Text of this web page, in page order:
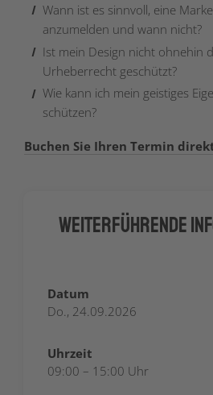
Wann ist es sinnvoll, eine
anzumelden und wann nicht?
Ist mein Design nicht ohnehin
Urheberrecht geschützt?
Wie kann ich mein geistiges
schützen?
Buchen Sie Ihren Termin
Weiterführende
Datum
Do., 24.09.2026
Uhrzeit
09:00 – 15:00 Uhr